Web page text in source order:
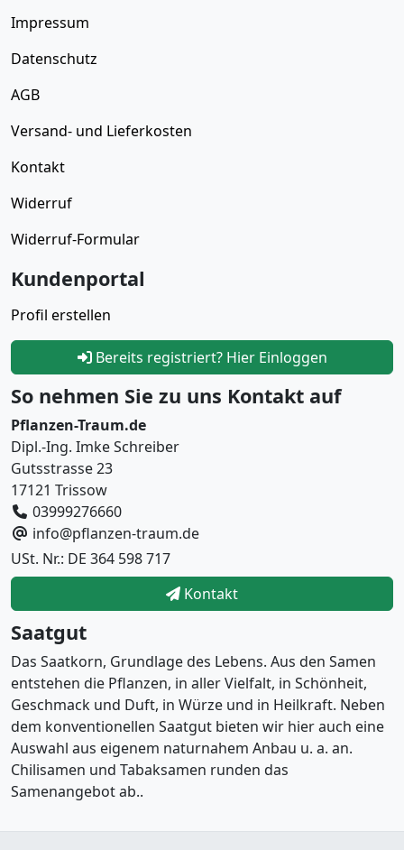
Impressum
Datenschutz
AGB
Versand- und Lieferkosten
Kontakt
Widerruf
Widerruf-Formular
Kundenportal
Profil erstellen
Bereits registriert? Hier Einloggen
So nehmen Sie zu uns Kontakt auf
Pflanzen-Traum.de
Dipl.-Ing. Imke Schreiber
Gutsstrasse 23
17121 Trissow
03999276660
info@pflanzen-traum.de
USt. Nr.: DE 364 598 717
Kontakt
Saatgut
Das Saatkorn, Grundlage des Lebens. Aus den Samen
entstehen die Pflanzen, in aller Vielfalt, in Schönheit,
Geschmack und Duft, in Würze und in Heilkraft. Neben
dem konventionellen Saatgut bieten wir hier auch eine
Auswahl aus eigenem naturnahem Anbau u. a. an.
Chilisamen und Tabaksamen runden das
Samenangebot ab..